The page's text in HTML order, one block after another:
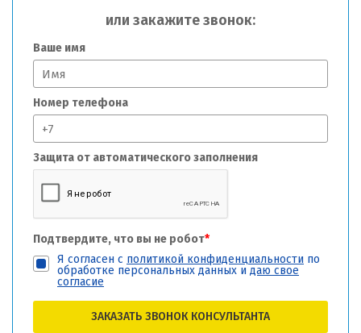
или закажите звонок:
Ваше имя
Номер телефона
Защита от автоматического заполнения
Подтвердите, что вы не робот*
Я согласен с политикой конфиденциальности по
обработке персональных данных и даю свое
согласие
ЗАКАЗАТЬ ЗВОНОК КОНСУЛЬТАНТА